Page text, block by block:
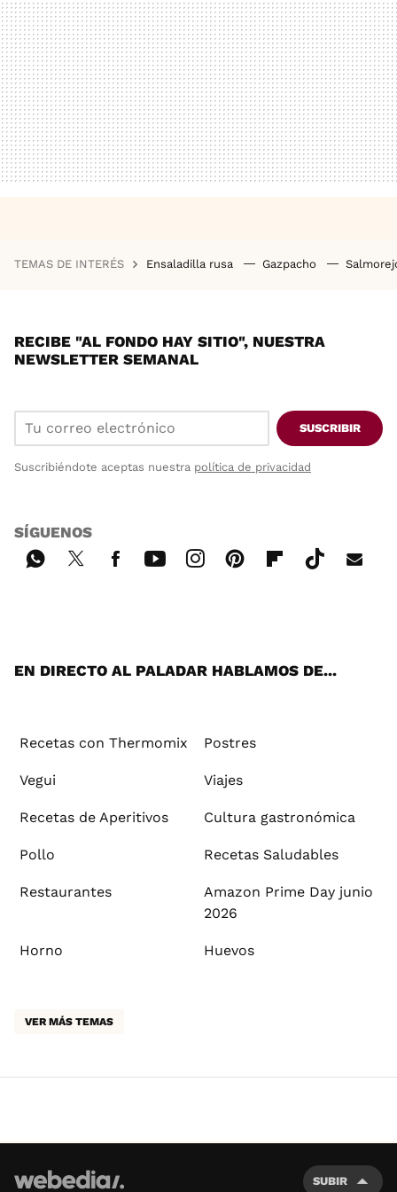
TEMAS DE INTERÉS Ensaladilla rusa Gazpacho
RECIBE "AL FONDO HAY SITIO", NUESTRA
NEWSLETTER SEMANAL
SUSCRIBIR
Suscribiéndote aceptas nuestra política de privacidad
SÍGUENOS
EN DIRECTO AL PALADAR HABLAMOS DE...
Recetas con Thermomix Postres
Vegui Viajes
Recetas de Aperitivos Cultura gastronómica
Pollo Recetas Saludables
Restaurantes
Amazon Prime Day junio
2026
Horno Huevos
VER MÁS TEMAS
SUBIR